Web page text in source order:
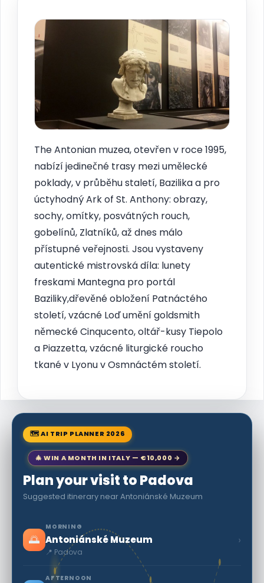
The Antonian muzea, otevřen v roce 1995,
nabízí jedinečné trasy mezi umělecké
poklady, v průběhu staletí, Bazilika a pro
úctyhodný Ark of St. Anthony: obrazy,
sochy, omítky, posvátných rouch,
gobelínů, Zlatníků, až dnes málo
přístupné veřejnosti. Jsou vystaveny
autentické mistrovská díla: lunety
freskami Mantegna pro portál
Baziliky,dřevěné obložení Patnáctého
století, vzácné Loď umění goldsmith
německé Cinqucento, oltář-kusy Tiepolo
a Piazzetta, vzácné liturgické roucho
tkané v Lyonu v Osmnáctém století.
🗺 AI TRIP PLANNER 2026
🎄 WIN A MONTH IN ITALY — €10,000 →
Plan your visit to Padova
Suggested itinerary near Antoniánské Muzeum
🌅
MORNING
Antoniánské Muzeum
📍 Padova
›
AFTERNOON